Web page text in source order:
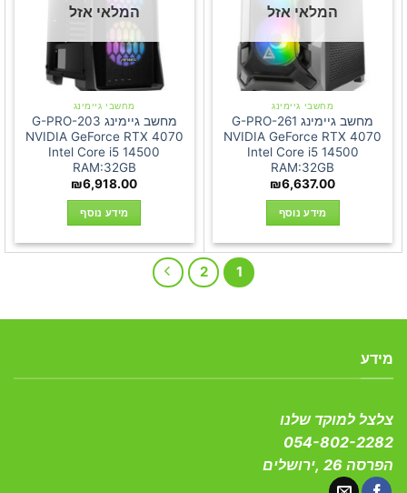
המלאי אזל
מחשבי גיימינג
מחשב גיימינג G-PRO-261
NVIDIA GeForce RTX 4070
Intel Core i5 14500
RAM:32GB
₪6,637.00
מידע נוסף
המלאי אזל
מחשבי גיימינג
מחשב גיימינג G-PRO-203
NVIDIA GeForce RTX 4070
Intel Core i5 14500
RAM:32GB
₪6,918.00
מידע נוסף
1
2
מידע
צלצל למוקד שלנו
054-802-2282
הפרסה 26 ,ירושלים